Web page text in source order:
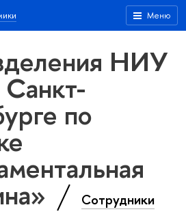
Меню
НИУ
по
Сотрудники